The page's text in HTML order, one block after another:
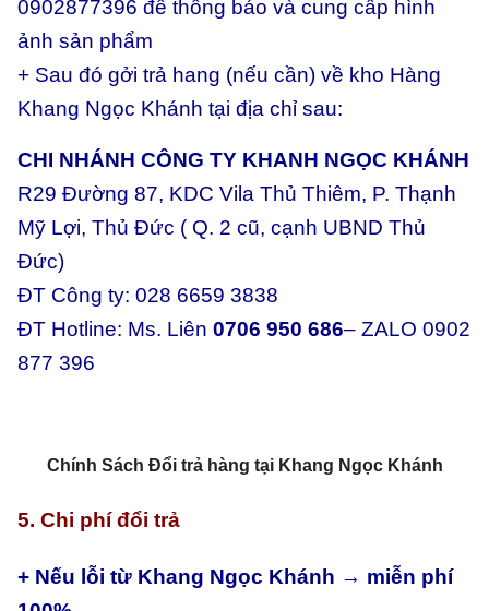
0902877396 để thông báo và cung cấp hình
ảnh sản phẩm
+ Sau đó gởi trả hang (nếu cần) về kho Hàng
Khang Ngọc Khánh tại địa chỉ sau:
CHI NHÁNH CÔNG TY KHANH NGỌC KHÁNH
R29 Đường 87, KDC Vila Thủ Thiêm, P. Thạnh
Mỹ Lợi, Thủ Đức ( Q. 2 cũ, cạnh UBND Thủ
Đức)
ĐT Công ty: 028 6659 3838
ĐT Hotline: Ms. Liên 0706 950 686– ZALO 0902
877 396
Chính Sách Đổi trả hàng tại Khang Ngọc Khánh
5. Chi phí đổi trả
+ Nếu lỗi từ Khang Ngọc Khánh → miễn phí